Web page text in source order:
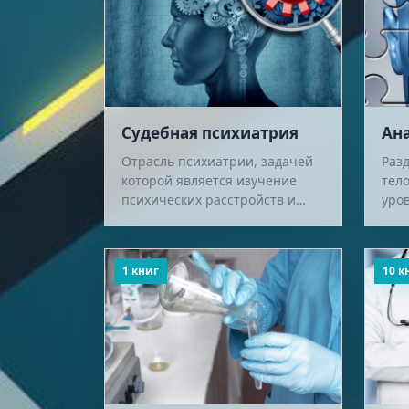
Судебная психиатрия
Отрасль психиатрии, задачей
которой является изучение
психических расстройств и
человека в их специальн…
1 книг 10